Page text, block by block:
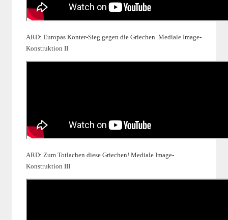
ARD: Europas Konter-Sieg gegen die Griechen. Mediale Image-
Konstruktion II
ARD: Zum Totlachen diese Griechen! Mediale Image-
Konstruktion III